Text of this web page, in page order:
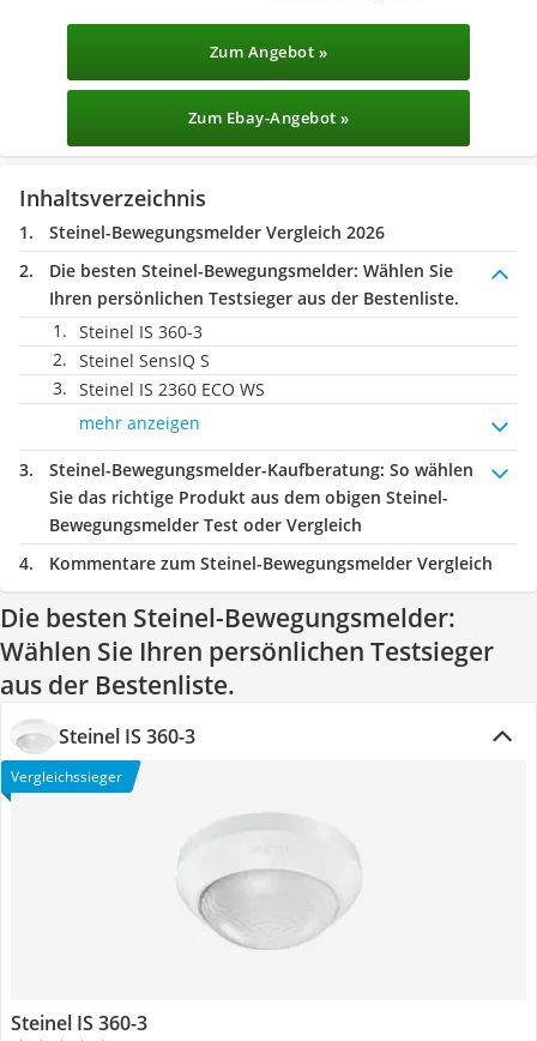
Zum Angebot »
Zum Ebay-Angebot »
Inhaltsverzeichnis
Steinel-Bewegungsmelder Vergleich 2026
Die besten Steinel-Bewegungsmelder: Wählen Sie
Ihren persönlichen Testsieger aus der Bestenliste.
Steinel IS 360-3
Steinel SensIQ S
Steinel IS 2360 ECO WS
mehr anzeigen
Steinel-Bewegungsmelder-Kaufberatung: So wählen
Sie das richtige Produkt aus dem obigen Steinel-
Bewegungsmelder Test oder Vergleich
Kommentare zum Steinel-Bewegungsmelder Vergleich
Die besten Steinel-Bewegungsmelder:
Wählen Sie Ihren persönlichen Testsieger
aus der Bestenliste.
Steinel IS 360-3
Vergleichssieger
Steinel IS 360-3